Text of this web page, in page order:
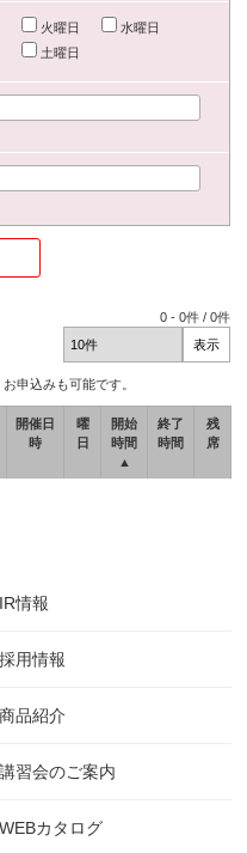
火曜日
水曜日
土曜日
0 -0件 /0件
申込みも可能です。
開催日
時
曜
日
開始
時間
▲
終了
時間
残
席
IR情報
採用情報
商品紹介
講習会のご案内
WEBカタログ